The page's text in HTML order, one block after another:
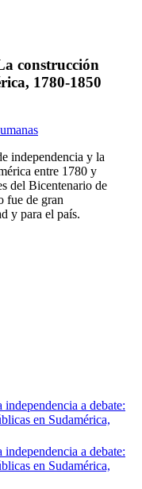
construcción
1780-1850
independencia y la
entre 1780 y
del Bicentenario de
fue de gran
y para el país.
a debate:
en Sudamérica,
a debate:
en Sudamérica,